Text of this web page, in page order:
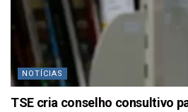
NOTÍCIAS
TSE cria conselho consultivo